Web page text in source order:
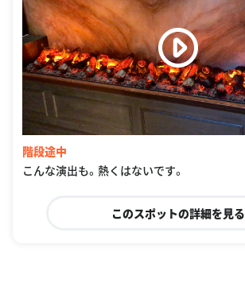
階段途中
こんな演出も。熱くはないです。
このスポットの詳細を見る